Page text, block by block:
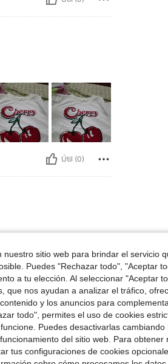
Útil (0)
Útil (0)
sitio web para brindar el servicio
Puedes "Rechazar todo", "Aceptar
a tu elección. Al seleccionar "Aceptar
que nos ayudan a analizar el tráfico,
y los anuncios para
todo", permites el uso de cookies
Puedes desactivarlas cambiando
del sitio web. Para obtener
tus configuraciones de cookies